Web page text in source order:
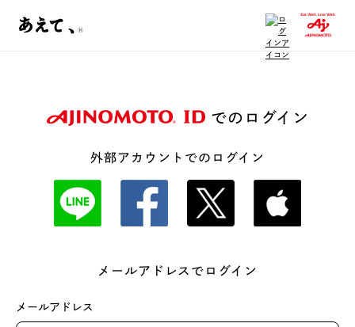
でのログイン
外部アカウントでのログイン
メールアドレスでログイン
メールアドレス